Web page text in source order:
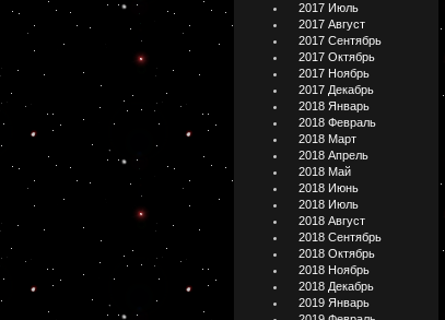
2017 Июль
2017 Август
2017 Сентябрь
2017 Октябрь
2017 Ноябрь
2017 Декабрь
2018 Январь
2018 Февраль
2018 Март
2018 Апрель
2018 Май
2018 Июнь
2018 Июль
2018 Август
2018 Сентябрь
2018 Октябрь
2018 Ноябрь
2018 Декабрь
2019 Январь